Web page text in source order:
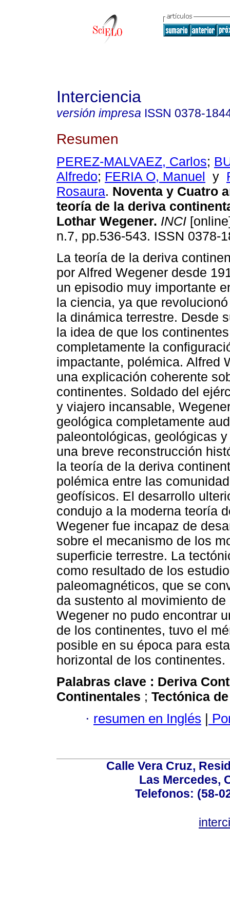
Interciencia
versión impresa ISSN 0378-
Resumen
PEREZ-MALVAEZ, Carlos;
Alfredo; FERIA O, Manuel y
Rosaura. Noventa y Cuatro
teoría de la deriva
Lothar Wegener. INCI
n.7, pp.536-543. ISSN 0378-
La teoría de la deriva
por Alfred Wegener desde
un episodio muy importante
la ciencia, ya que
la dinámica terrestre. Desde
la idea de que los
completamente la
impactante, polémica. Alfred
una explicación coherente
continentes. Soldado del
y viajero incansable,
geológica completamente
paleontológicas, geológicas
una breve reconstrucción
la teoría de la deriva
polémica entre las
geofísicos. El desarrollo
condujo a la moderna teoría
Wegener fue incapaz de
sobre el mecanismo de los
superficie terrestre. La
como resultado de los
paleomagnéticos, que se
da sustento al movimiento
Wegener no pudo encontrar
de los continentes, tuvo el
posible en su época para
horizontal de los continentes.
Palabras clave : Deriva
Continentales ; Tectónica
· resumen en Inglés |
Calle Vera Cruz,
Las Mercedes,
Telefonos: (58-